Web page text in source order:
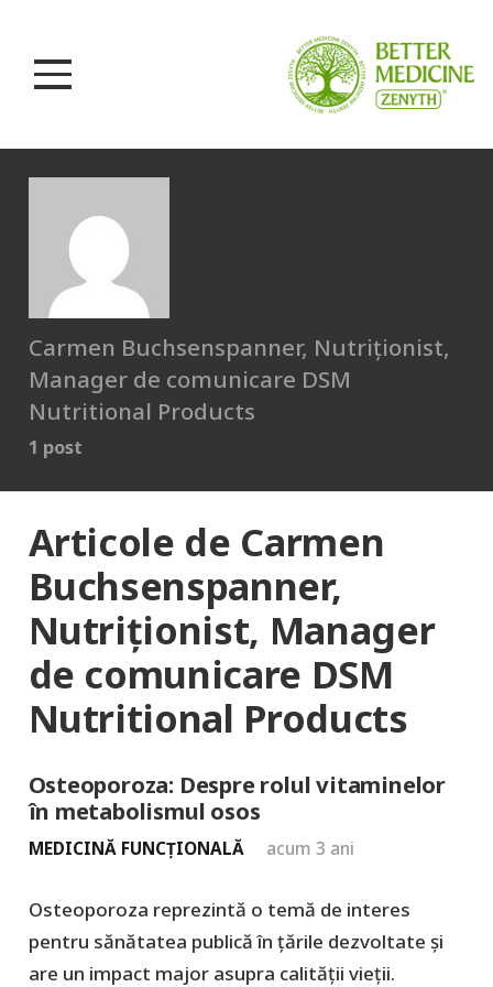
Carmen Buchsenspanner, Nutriționist,
Manager de comunicare DSM
Nutritional Products
1 post
Articole de Carmen
Buchsenspanner,
Nutriționist, Manager
de comunicare DSM
Nutritional Products
Osteoporoza: Despre rolul vitaminelor
în metabolismul osos
MEDICINĂ FUNCȚIONALĂ acum 3 ani
Osteoporoza reprezintă o temă de interes
pentru sănătatea publică în ţările dezvoltate şi
are un impact major asupra calităţii vieţii.